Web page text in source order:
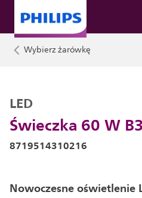
Wybierz żarówkę
Świeczka 60 W
LED
8719514310216
Nowoczesne oświetlenie